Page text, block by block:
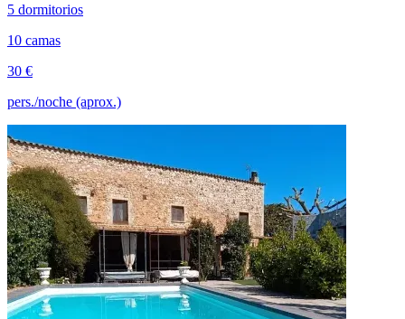
5 dormitorios
10 camas
30 €
pers./noche (aprox.)